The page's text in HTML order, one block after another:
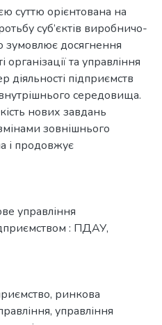
суттю орієнтована на
суб’єктів виробничо-
зумовлює досягнення
та управління
діяльності підприємств
середовища.
нових завдань
зовнішнього
і продовжує
управління
: ПДАУ,
, ринкова
, управління